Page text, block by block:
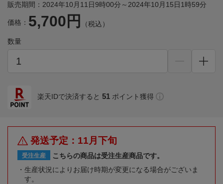
販売期間：2024年10月11日9時00分～2024年10月15日1時59分
価格： 5,700円 （税込）
数量
楽天IDで決済すると 51 ポイント獲得
発送予定：11月下旬
受注生産
こちらの商品は受注生産商品です。
生産状況によりお届け時期が変更になる場合がございま
す。